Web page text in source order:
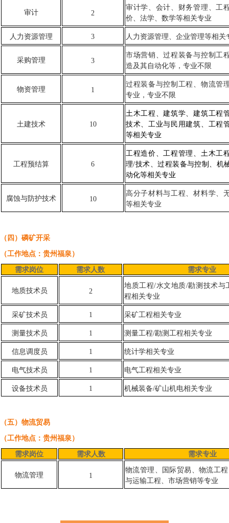
审计 2
审计学、会计、财务管理、工
价、法学、数学等相关专业
人力资源管理 3 人力资源管理、企业管理等相关
采购管理 3
市场营销、过程装备与控制工
造及其自动化等，专业不限
物资管理 1
过程装备与控制工程、物流管
专业，专业不限
土建技术 10
土木工程、建筑学、建筑工程
技术、工业与民用建筑、工程
等相关专业
工程预结算 6
工程造价、工程管理、土木工
理/技术、过程装备与控制、机
动化等相关专业
腐蚀与防护技术 10
高分子材料与工程、材料学、
等相关专业
（四）磷矿开采
（工作地点：贵州福泉）
需求岗位 需求人数 需求专业
地质技术员 2
地质工程/水文地质/勘测技术与
程相关专业
采矿技术员 1 采矿工程相关专业
测量技术员 1 测量工程/勘测工程相关专业
信息调度员 1 统计学相关专业
电气技术员 1 电气工程相关专业
设备技术员 1 机械装备/矿山机电相关专业
（五）物流贸易
（工作地点：贵州福泉）
需求岗位 需求人数 需求专业
物流管理 1
物流管理、国际贸易、物流工
与运输工程、市场营销等专业